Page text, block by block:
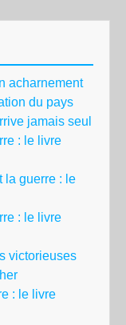
acharnement
du pays
jamais seul
: le livre
la guerre : le
: le livre
victorieuses
: le livre